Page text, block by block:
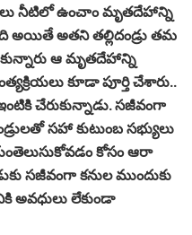
నీటిలో ఉంచాం మృతదేహాన్ని
అయితే అతని తల్లిదండ్రు తమ
ఆ మృతదేహాన్ని
కూడా పూర్తి చేశారు..
చేరుకున్నాడు. సజీవంగా
సహా కుటుంబ సభ్యులు
కోసం ఆరా
సజీవంగా కనుల ముందుకు
అవధులు లేకుండా